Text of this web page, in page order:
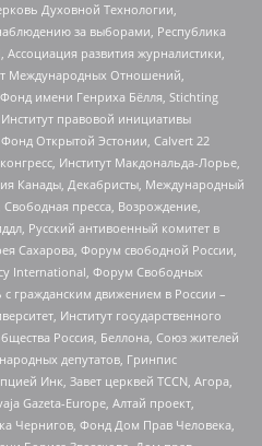
Духовной Технологии,
за выборами, Республика
развития журналистики,
Международных Отношений,
имени Генриха Бёлля, Stichting
правовой инициативы
Открытой Эстонии, Calvert 22
Институт Макдональда-Лорье,
Канады, Декабристы, Международный
пресса, Возрождение,
Русский антивоенный комитет в
Сахарова, Форум свободной России,
International, Форум Свободных
гражданским движением в России –
Институт государственного
Россия, Беллона, Союз жителей
депутатов, Гринпис
Инк, Завет церквей TCCN, Агора,
Gazeta-Europe, Алтай проект,
Чернигов, Фонд Дом Прав Человека,